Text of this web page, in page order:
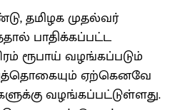
தமிழக முதல்வர்
பாதிக்கப்பட்ட
ரூபாய் வழங்கப்படும்
ஏற்கெனவே
வழங்கப்பட்டுள்ளது.